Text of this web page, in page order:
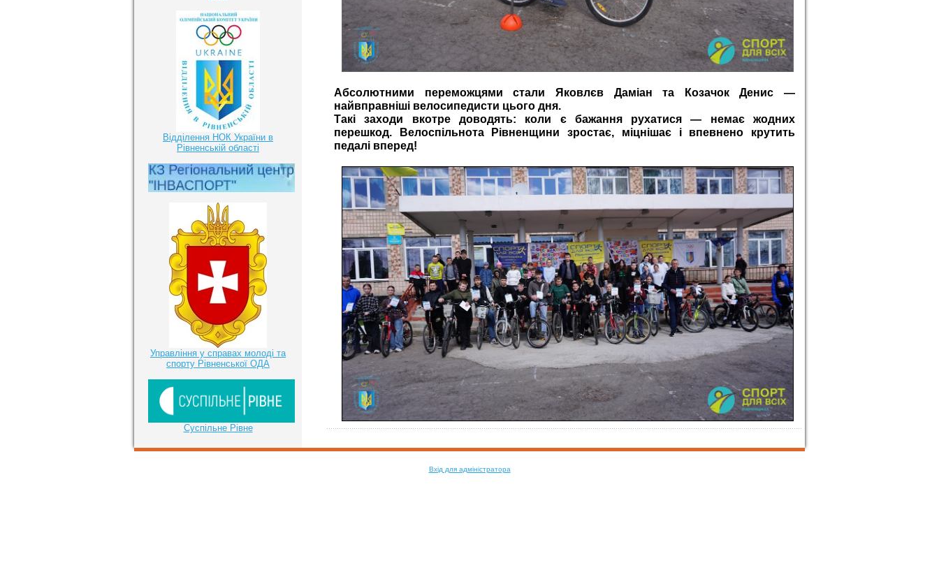
Абсолютними переможцями стали Яковлєв Даміан та Козачок Денис —
найвправніші велосипедисти цього дня.
Такі заходи вкотре доводять: коли є бажання рухатися — немає жодних
перешкод. Велоспільнота Рівненщини зростає, міцнішає і впевнено крутить
педалі вперед!
Відділення НОК України в
Рівненській області
Управління у справах молоді та
спорту Рівненської ОДА
Суспільне Рівне
Вхід для адміністратора